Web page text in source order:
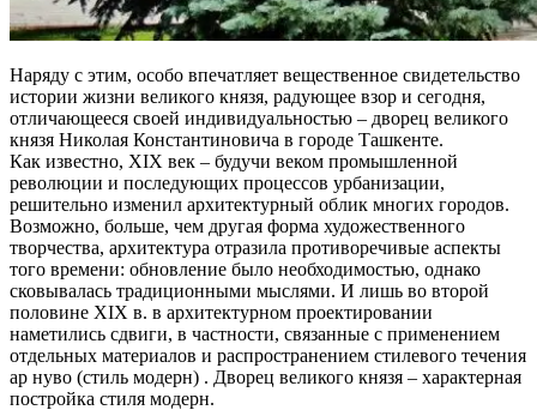
Наряду с этим, особо впечатляет вещественное свидетельство
истории жизни великого князя, радующее взор и сегодня,
отличающееся своей индивидуальностью – дворец великого
князя Николая Константиновича в городе Ташкенте.
Как известно, XIX век – будучи веком промышленной
революции и последующих процессов урбанизации,
решительно изменил архитектурный облик многих городов.
Возможно, больше, чем другая форма художественного
творчества, архитектура отразила противоречивые аспекты
того времени: обновление было необходимостью, однако
сковывалась традиционными мыслями. И лишь во второй
половине XIX в. в архитектурном проектировании
наметились сдвиги, в частности, связанные с применением
отдельных материалов и распространением стилевого течения
ар нуво (стиль модерн) . Дворец великого князя – характерная
постройка стиля модерн.